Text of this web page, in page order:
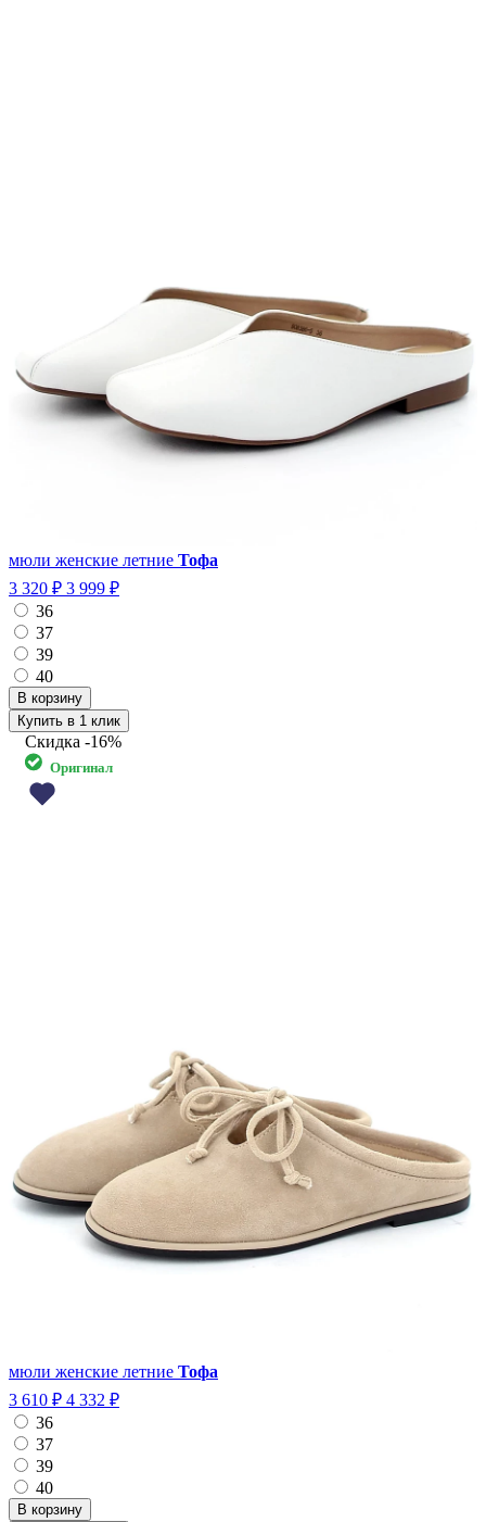
мюли женские летние Тофа
3 320 ₽ 3 999 ₽
36
37
39
40
Купить в 1 клик
Скидка -16%
Оригинал
мюли женские летние Тофа
3 610 ₽ 4 332 ₽
36
37
39
40